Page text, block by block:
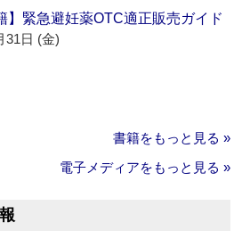
】緊急避妊薬OTC適正販売ガイド
31日 (金)
書籍をもっと見る »
電子メディアをもっと見る »